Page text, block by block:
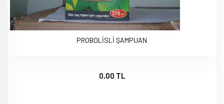
PROBOLİSLİ ŞAMPUAN
0,00 TL